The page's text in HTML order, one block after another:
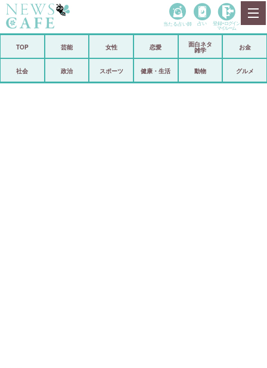
政治
当たる占い師 占い 登録• ログイン
マイルーム
TOP 芸能 女性 恋愛
面白ネタ
雑学
お金
社会 政治 スポーツ 健康・生活 動物 グルメ